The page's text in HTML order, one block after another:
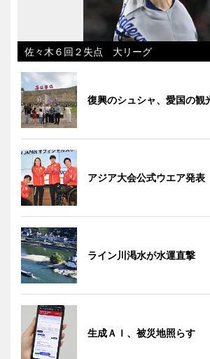
佐々木６回２失点 大リーグ
復興のシュシャ、愛国の
アジア大会公式ウエア発表
ライン川渇水が水運直撃
生成ＡＩ、被災地照らす